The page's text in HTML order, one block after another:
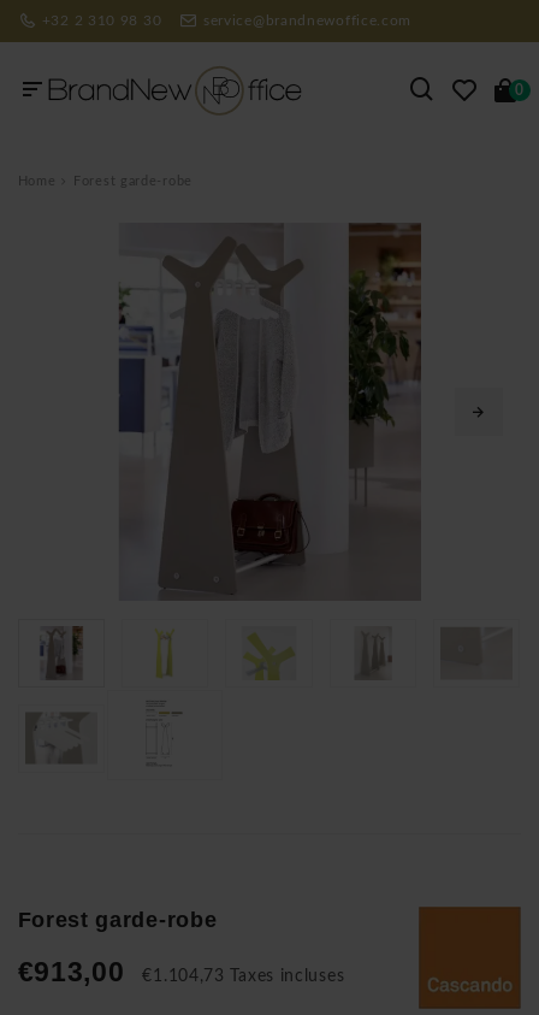
+32 2 310 98 30 service@brandnewoffice.com
0
Home Forest garde-robe
Forest garde-robe
€913,00 €1.104,73 Taxes incluses